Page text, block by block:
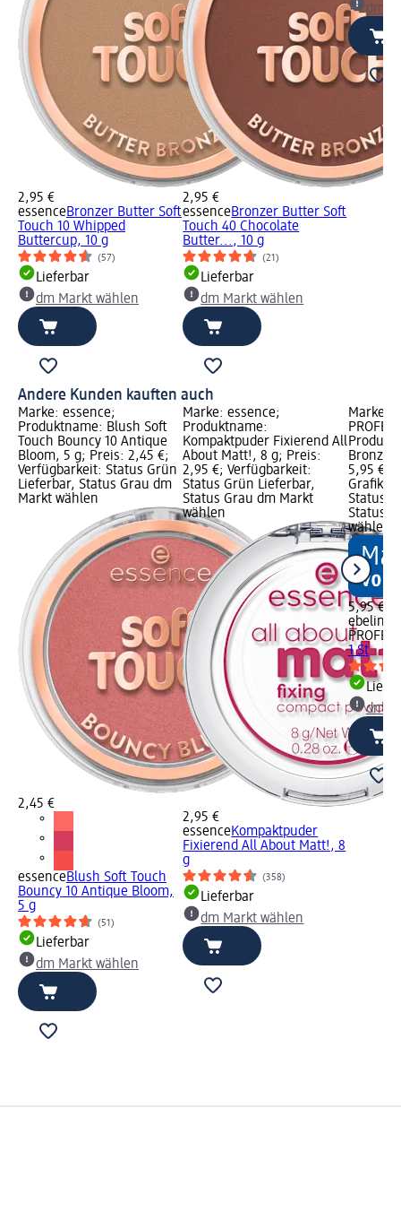
2,95 €
essenceBronzer Butter Soft
Touch 10 Whipped
Buttercup, 10 g
(57)
Lieferbar
dm Markt wählen
2,95 €
essenceBronzer Butter Soft
Touch 40 Chocolate
Butter..., 10 g
(21)
Lieferbar
dm Markt wählen
dm
Andere Kunden kauften auch
Marke: essence;
Produktname: Blush Soft
Touch Bouncy 10 Antique
Bloom, 5 g; Preis: 2,45 €;
Verfügbarkeit: Status Grün
Lieferbar, Status Grau dm
Markt wählen
2,45 €
essenceBlush Soft Touch
Bouncy 10 Antique Bloom,
5 g
(51)
Lieferbar
dm Markt wählen
Marke: essence;
Produktname:
Kompaktpuder Fixierend All
About Matt!, 8 g; Preis:
2,95 €; Verfügbarkeit:
Status Grün Lieferbar,
Status Grau dm Markt
wählen
2,95 €
essenceKompaktpuder
Fixierend All About Matt!, 8
g
(358)
Lieferbar
dm Markt wählen
Marke:
5,95 €;
Grafik;
Status
Status
wählen
5,95 €
ebelin
1 St
dm